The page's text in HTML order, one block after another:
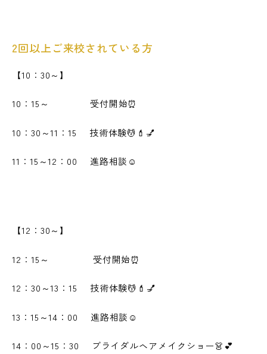
2回以上ご来校されている方
【10：30～】
10：15～ 受付開始⏰
10：30～11：15 技術体験💆💄💅
11：15～12：00 進路相談☺
【12：30～】
12：15～ 受付開始⏰
12：30～13：15 技術体験💆💄💅
13：15～14：00 進路相談☺
14：00～15：30 ブライダルヘアメイクショー👗💕